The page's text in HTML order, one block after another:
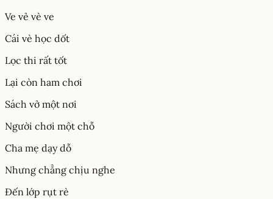
Ve vẻ vè ve
Cái vè học dốt
Lọc thi rất tốt
Lại còn ham chơi
Sách vở một nơi
Người chơi một chỗ
Cha mẹ dạy dỗ
Nhưng chẳng chịu nghe
Đến lớp rụt rè